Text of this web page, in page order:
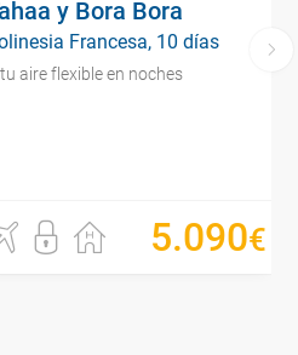
y Bora Bora
Francesa, 10 días
aire flexible en noches
5.090€